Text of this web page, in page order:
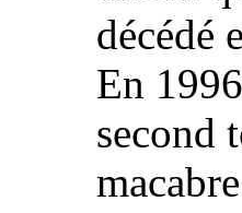
décédé
En
second